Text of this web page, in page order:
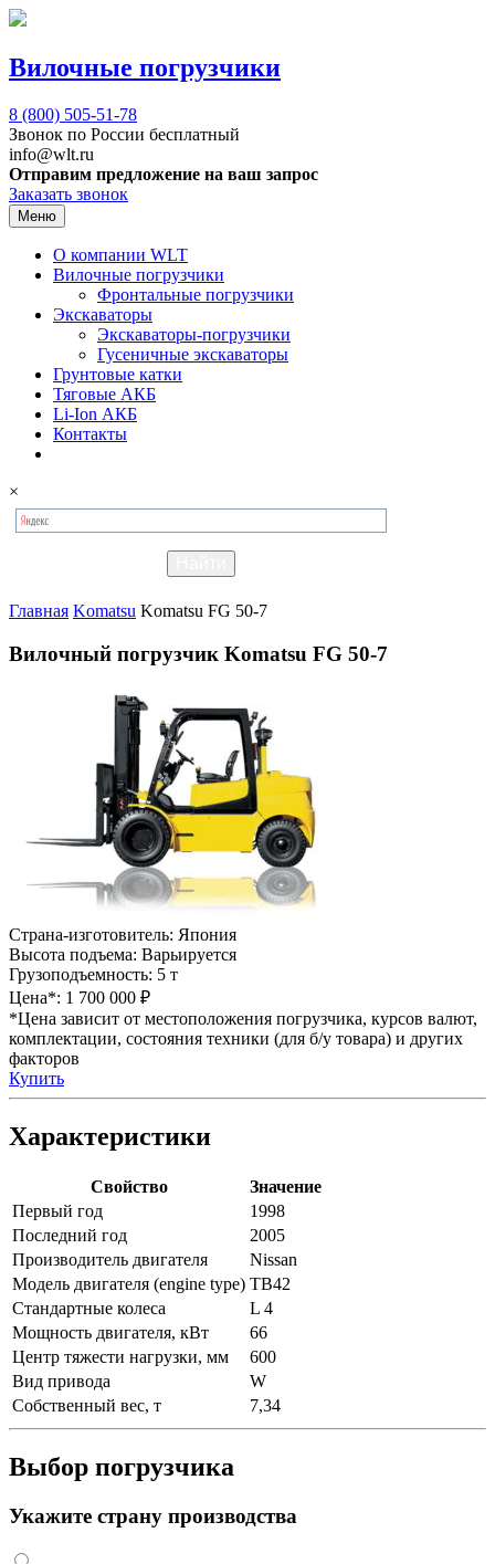
Вилочные погрузчики
8 (800) 505-51-78
Звонок по России бесплатный
info@wlt.ru
Отправим предложение на ваш запрос
Заказать звонок
Меню
О компании WLT
Вилочные погрузчики
Фронтальные погрузчики
Экскаваторы
Экскаваторы-погрузчики
Гусеничные экскаваторы
Грунтовые катки
Тяговые АКБ
Li-Ion АКБ
Контакты
×
Главная Komatsu Komatsu FG 50-7
Вилочный погрузчик Komatsu FG 50-7
Страна-изготовитель: Япония
Высота подъема: Варьируется
Грузоподъемность: 5 т
Цена*: 1 700 000 ₽
*Цена зависит от местоположения погрузчика, курсов валют,
комплектации, состояния техники (для б/у товара) и других
факторов
Купить
Характеристики
Свойство
Значение
Первый год
1998
Последний год
2005
Производитель двигателя
Nissan
Модель двигателя (engine type) TB42
Стандартные колеса
L 4
Мощность двигателя, кВт
66
Центр тяжести нагрузки, мм
600
Вид привода
W
Собственный вес, т
7,34
Выбор погрузчика
Укажите страну производства